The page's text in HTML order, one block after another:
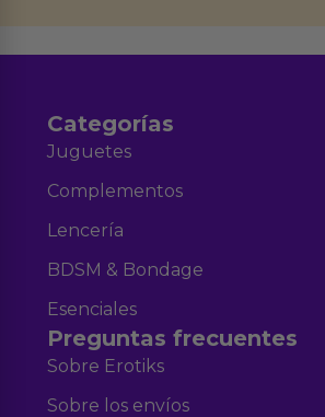
Categorías
Juguetes
Complementos
Lencería
BDSM & Bondage
Esenciales
Preguntas frecuentes
Sobre Erotiks
Sobre los envíos